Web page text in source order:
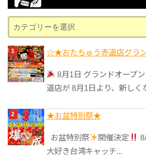
ブ
テ
ゴ
リ
ー
☆★おたちゅう赤道店グラ
8月1日 グランドオープン
道店が 8月1日より、新しく
★️お盆特別祭★️
お盆特別祭 開催決定
大好き台湾キャッチ...